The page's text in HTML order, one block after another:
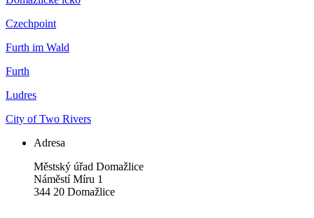
Czechpoint
Furth im Wald
Furth
Ludres
City of Two Rivers
Adresa
Městský úřad Domažlice
Náměstí Míru 1
344 20 Domažlice